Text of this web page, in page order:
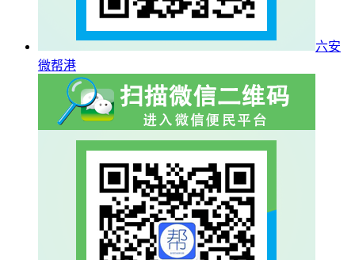
六安
微帮港